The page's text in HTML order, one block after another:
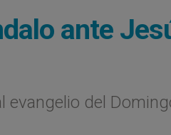
ante
evangelio del